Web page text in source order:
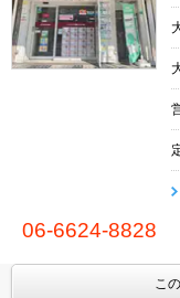
06-6624-8828
こ